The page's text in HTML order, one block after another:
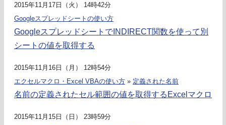
2015年11月17日（火） 14時42分
Googleスプレッドシートの使い方
GoogleスプレッドシートでINDIRECT関数を使って別
シートの値を取得する
2015年11月16日（月） 12時54分
エクセルマクロ・Excel VBAの使い方 » 定義された名前
名前の定義されたセル範囲の値を取得するExcelマクロ
2015年11月15日（日） 23時59分